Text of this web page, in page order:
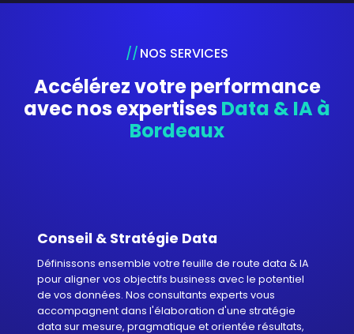
NOS SERVICES
Accélérez votre performance
avec nos expertises Data & IA à
Bordeaux
Conseil & Stratégie Data
Définissons ensemble votre feuille de route data & IA
pour aligner vos objectifs business avec le potentiel
de vos données. Nos consultants experts vous
accompagnent dans l'élaboration d'une stratégie
data sur mesure, pragmatique et orientée résultats,